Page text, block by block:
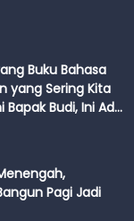
Buku Bahasa
yang Sering Kita
Budi, Ini Adik
Pagi Jadi